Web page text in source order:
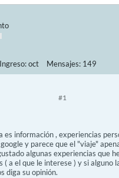
oct Mensajes: 149
#1
es información , experiencias
y parece que el "viaje"
algunas experiencias que
( a el que le interese ) y si alguno
diga su opinión.